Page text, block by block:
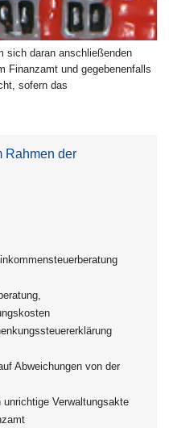
sich daran anschließenden
Finanzamt und gegebenenfalls
sofern das
Rahmen der
Abweichungen von der
Verwaltungsakte